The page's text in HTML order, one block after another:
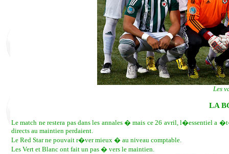
Les
LA
Le match ne restera pas dans les annales � mais ce 26 avril, l�essentiel a
directs au maintien perdaient.
Le Red Star ne pouvait r�ver mieux � au niveau comptable.
Les Vert et Blanc ont fait un pas � vers le maintien.